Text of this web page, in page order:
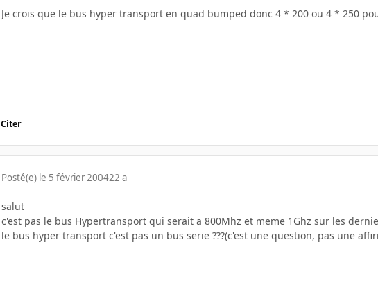
Je crois que le bus hyper transport en quad bumped donc 4 * 200 ou 4 * 250
Citer
Posté(e) le 5 février 200422 a
salut
c'est pas le bus Hypertransport qui serait a 800Mhz et meme 1Ghz sur les
le bus hyper transport c'est pas un bus serie ???(c'est une question, pas une